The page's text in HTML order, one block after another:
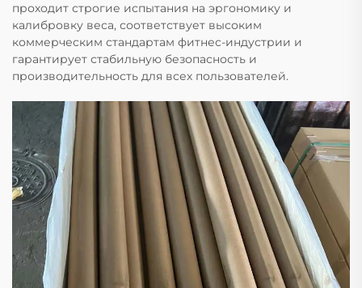
проходит строгие испытания на эргономику и
калибровку веса, соответствует высоким
коммерческим стандартам фитнес-индустрии и
гарантирует стабильную безопасность и
производительность для всех пользователей.